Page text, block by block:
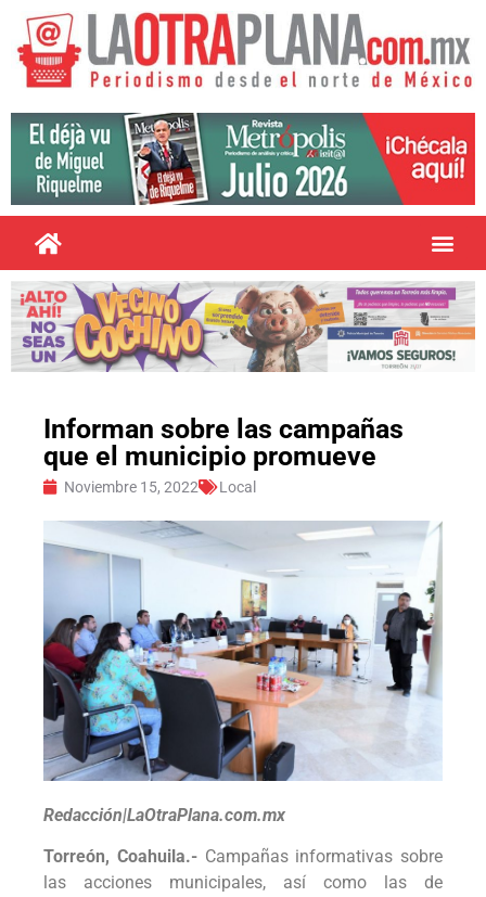
Informan sobre las campañas
que el municipio promueve
Noviembre 15, 2022 Local
Redacción|LaOtraPlana.com.mx
Torreón, Coahuila.- Campañas informativas sobre
las acciones municipales, así como las de